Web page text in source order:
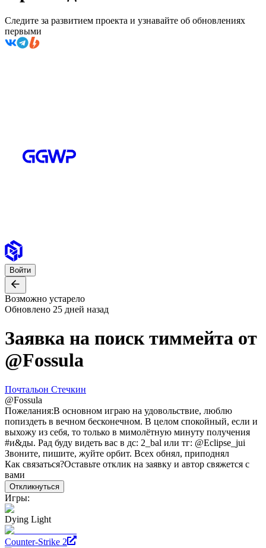
Следите за развитием проекта и узнавайте об обновлениях
первыми
Войти
Возможно устарело
Обновлено 25 дней назад
Заявка на поиск тиммейта от
@Fossula
Почтальон Стечкин
@Fossula
Пожелания:В основном играю на удовольствие, люблю
попиздеть в вечном бесконечном. В целом спокойный, если и
выхожу из себя, то только в мимолётную минуту получения
#и&ды. Рад буду видеть вас в дс: 2_bal или тг: @Eclipse_jui
Звоните, пишите, жуйте орбит. Всех обнял, приподнял
Как связаться?Оставьте отклик на заявку и автор свяжется с
вами
Откликнуться
Игры:
Dying Light
Counter-Strike 2